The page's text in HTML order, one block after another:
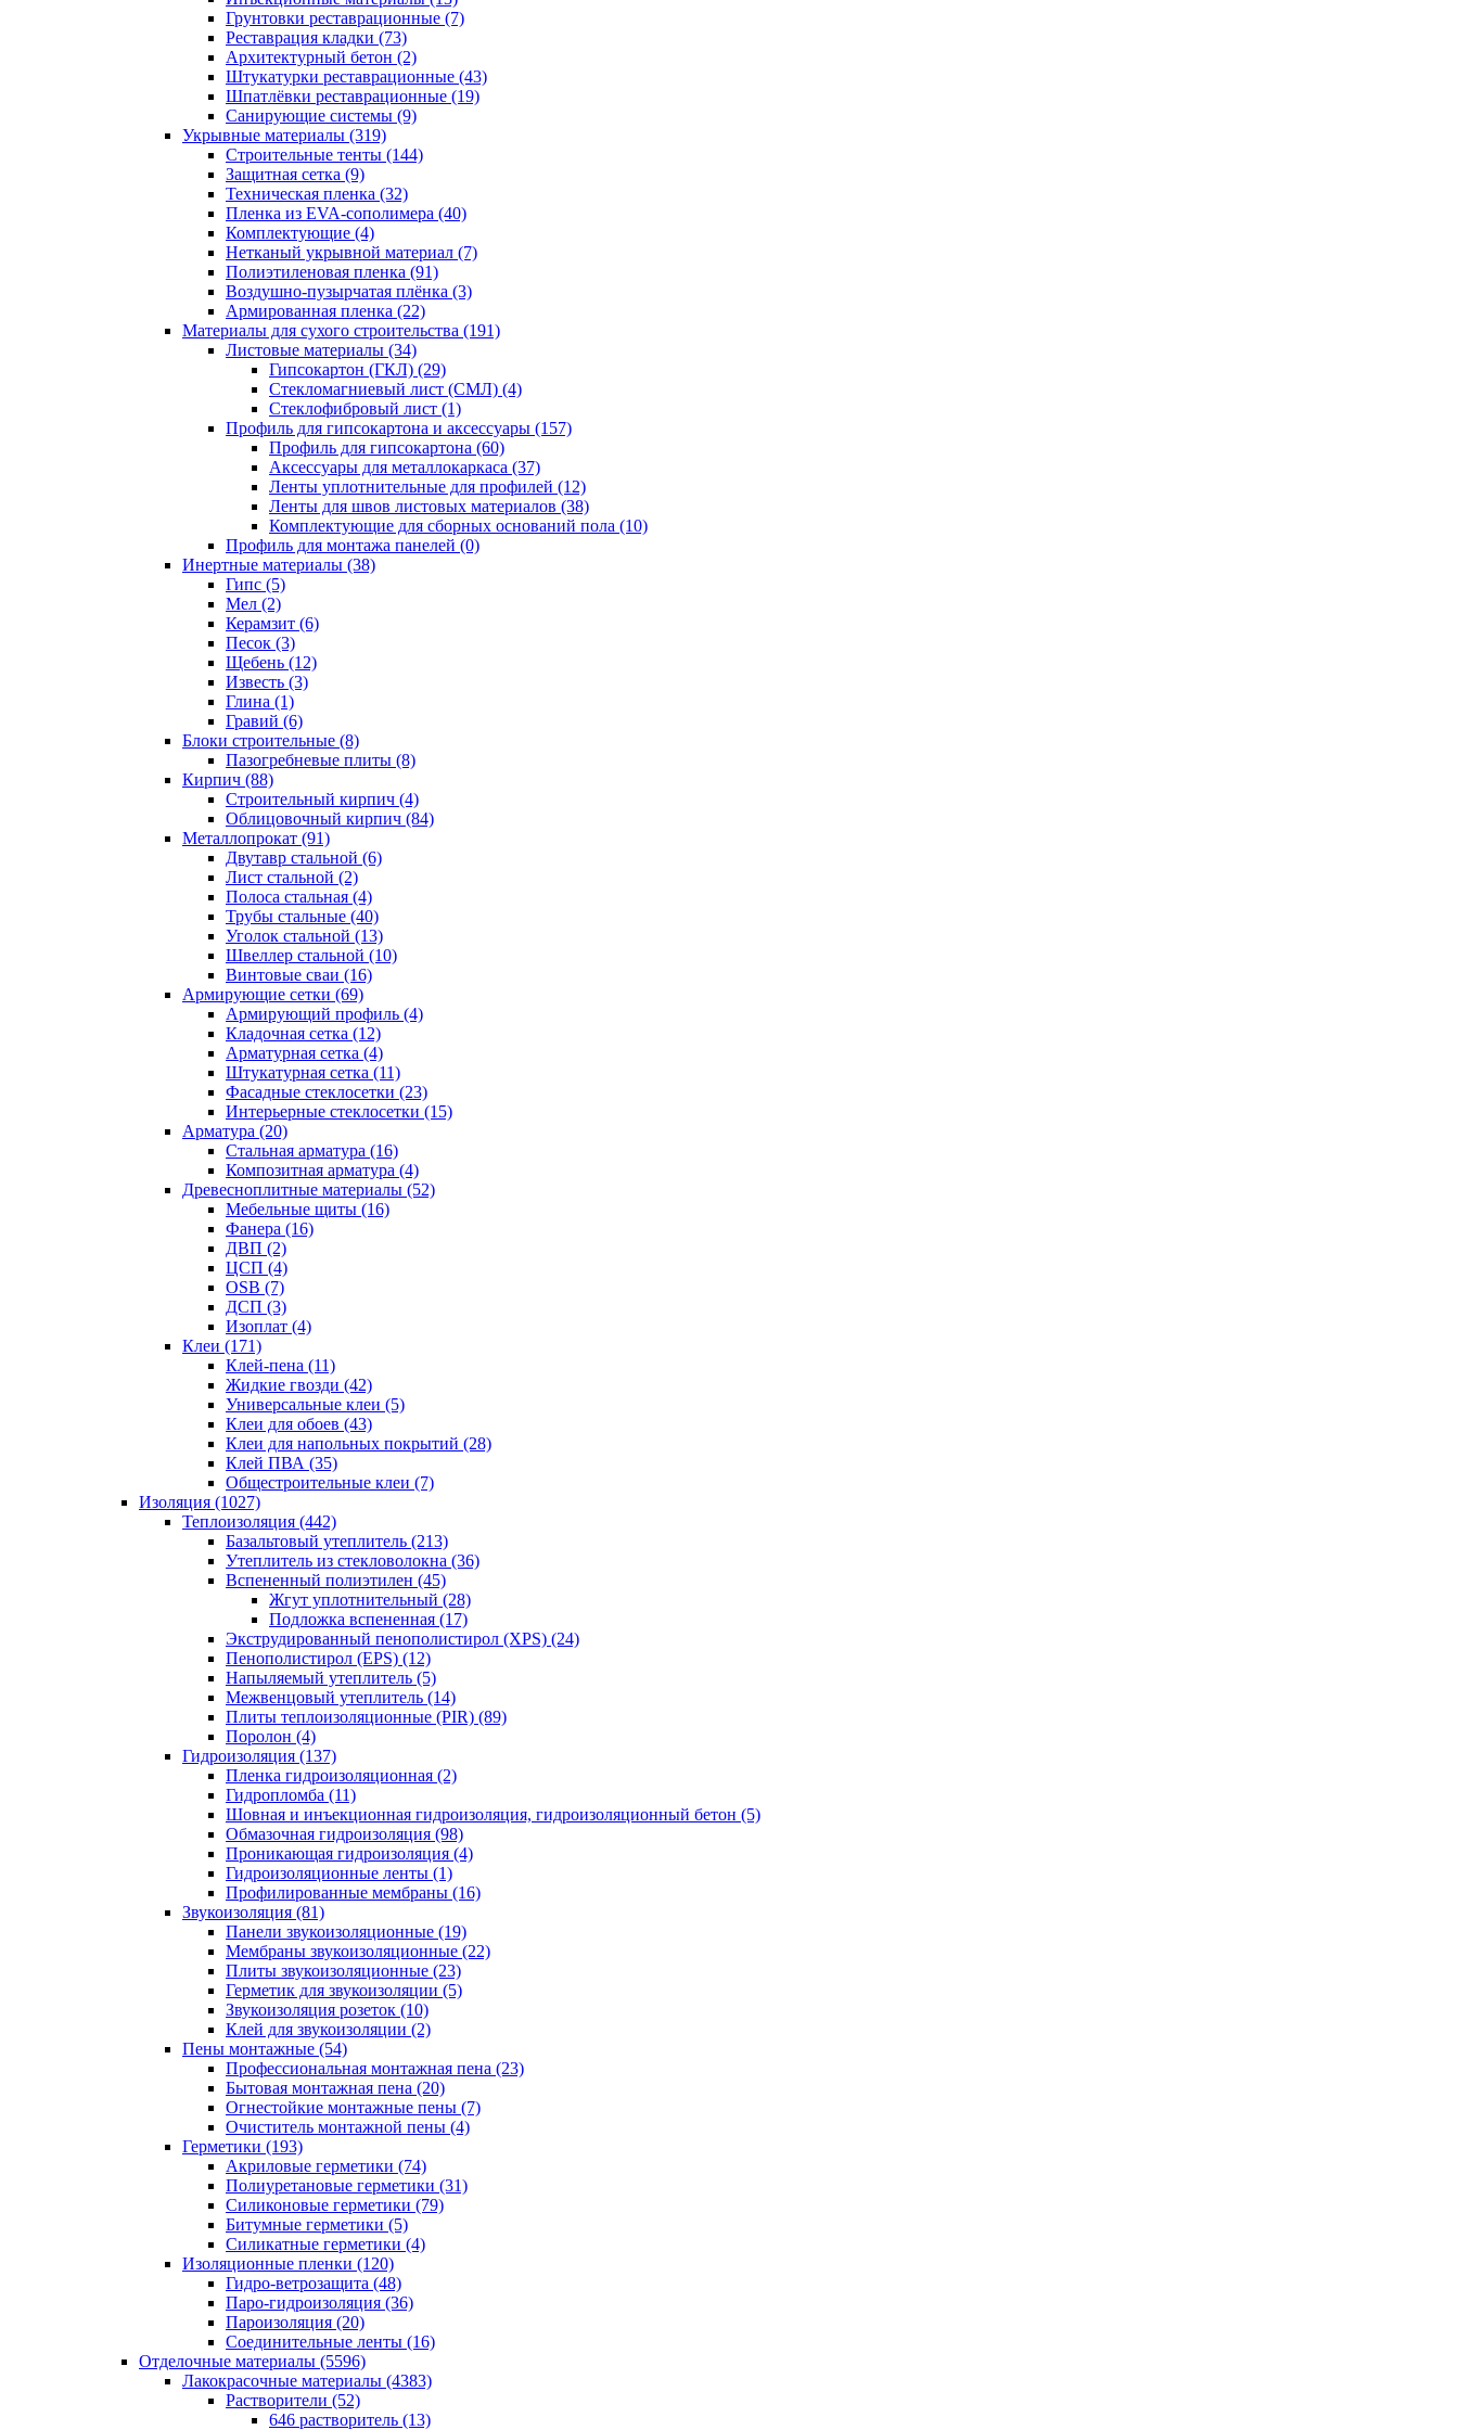
Грунтовки реставрационные (7)
Реставрация кладки (73)
Архитектурный бетон (2)
Штукатурки реставрационные (43)
Шпатлёвки реставрационные (19)
Санирующие системы (9)
Укрывные материалы (319)
Строительные тенты (144)
Защитная сетка (9)
Техническая пленка (32)
Пленка из EVA-сополимера (40)
Комплектующие (4)
Нетканый укрывной материал (7)
Полиэтиленовая пленка (91)
Воздушно-пузырчатая плёнка (3)
Армированная пленка (22)
Материалы для сухого строительства (191)
Листовые материалы (34)
Гипсокартон (ГКЛ) (29)
Стекломагниевый лист (СМЛ) (4)
Cтеклофибровый лист (1)
Профиль для гипсокартона и аксессуары (157)
Профиль для гипсокартона (60)
Аксессуары для металлокаркаса (37)
Ленты уплотнительные для профилей (12)
Ленты для швов листовых материалов (38)
Комплектующие для сборных оснований пола (10)
Профиль для монтажа панелей (0)
Инертные материалы (38)
Гипс (5)
Мел (2)
Керамзит (6)
Песок (3)
Щебень (12)
Известь (3)
Глина (1)
Гравий (6)
Блоки строительные (8)
Пазогребневые плиты (8)
Кирпич (88)
Строительный кирпич (4)
Облицовочный кирпич (84)
Металлопрокат (91)
Двутавр стальной (6)
Лист стальной (2)
Полоса стальная (4)
Трубы стальные (40)
Уголок стальной (13)
Швеллер стальной (10)
Винтовые сваи (16)
Армирующие сетки (69)
Армирующий профиль (4)
Кладочная сетка (12)
Арматурная сетка (4)
Штукатурная сетка (11)
Фасадные стеклосетки (23)
Интерьерные стеклосетки (15)
Арматура (20)
Стальная арматура (16)
Композитная арматура (4)
Древесноплитные материалы (52)
Мебельные щиты (16)
Фанера (16)
ДВП (2)
ЦСП (4)
OSB (7)
ДСП (3)
Изоплат (4)
Клеи (171)
Клей-пена (11)
Жидкие гвозди (42)
Универсальные клеи (5)
Клеи для обоев (43)
Клеи для напольных покрытий (28)
Клей ПВА (35)
Общестроительные клеи (7)
Изоляция (1027)
Теплоизоляция (442)
Базальтовый утеплитель (213)
Утеплитель из стекловолокна (36)
Вспененный полиэтилен (45)
Жгут уплотнительный (28)
Подложка вспененная (17)
Экструдированный пенополистирол (XPS) (24)
Пенополистирол (EPS) (12)
Напыляемый утеплитель (5)
Межвенцовый утеплитель (14)
Плиты теплоизоляционные (PIR) (89)
Поролон (4)
Гидроизоляция (137)
Пленка гидроизоляционная (2)
Гидропломба (11)
Шовная и инъекционная гидроизоляция, гидроизоляционный бетон (5)
Обмазочная гидроизоляция (98)
Проникающая гидроизоляция (4)
Гидроизоляционные ленты (1)
Профилированные мембраны (16)
Звукоизоляция (81)
Панели звукоизоляционные (19)
Мембраны звукоизоляционные (22)
Плиты звукоизоляционные (23)
Герметик для звукоизоляции (5)
Звукоизоляция розеток (10)
Клей для звукоизоляции (2)
Пены монтажные (54)
Профессиональная монтажная пена (23)
Бытовая монтажная пена (20)
Огнестойкие монтажные пены (7)
Очиститель монтажной пены (4)
Герметики (193)
Акриловые герметики (74)
Полиуретановые герметики (31)
Силиконовые герметики (79)
Битумные герметики (5)
Силикатные герметики (4)
Изоляционные пленки (120)
Гидро-ветрозащита (48)
Паро-гидроизоляция (36)
Пароизоляция (20)
Соединительные ленты (16)
Отделочные материалы (5596)
Лакокрасочные материалы (4383)
Растворители (52)
646 растворитель (13)